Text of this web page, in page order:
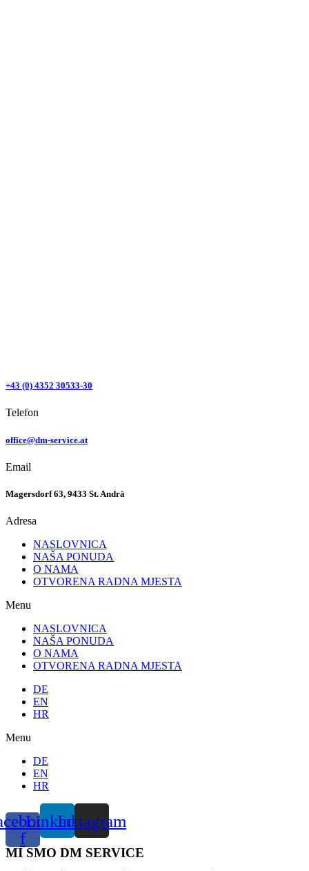
+43 (0) 4352 30533-30
Telefon
office@dm-service.at
Email
Magersdorf 63, 9433 St. Andrä
Adresa
NASLOVNICA
NAŠA PONUDA
O NAMA
OTVORENA RADNA MJESTA
Menu
NASLOVNICA
NAŠA PONUDA
O NAMA
OTVORENA RADNA MJESTA
DE
EN
HR
Menu
DE
EN
HR
f
LinkedinInstagram
MI SMO DM SERVICE